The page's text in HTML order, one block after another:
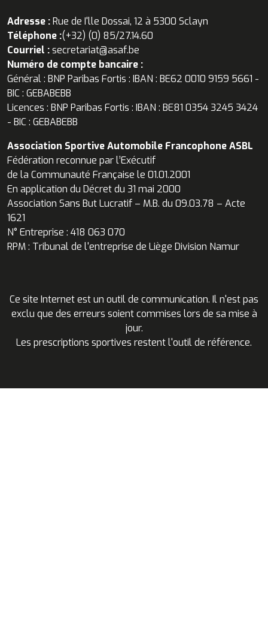
Adresse :Rue de I'lle Dossai, 12 à 5300 Sclayn
Téléphone :(+32) (0) 85/27.14.60
Courriel :secretariat@asaf.be
Numéro de compte bancaire :
Général : BNP Paribas Fortis : IBAN : BE62 0010 9159 5661 -
BIC : GEBABEBB
Licences : BNP Paribas Fortis : IBAN : BE81 0354 3245 3424
- BIC : GEBABEBB
Association Sportive Automobile Francophone ASBL
Fédération reconnue par l’Exécutif
de la Communauté Française le 01.01.2001
En application du Décret du 31 mai 2000
Association Sans But Lucratif – M.B. du 09.03.78 – Acte
1621
N° Entreprise : 418 063 070
RPM : Tribunal de l'entreprise de Liège Division Namur
Ce site Internet est un outil de communication. Il n'est pas
exclu que des erreurs soient commises lors de sa mise à
jour.
Les prescriptions sportives restent l'outil de référence.